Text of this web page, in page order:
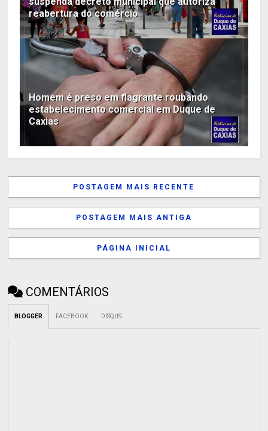
reabertura do comércio
Homem é preso em flagrante roubando
estabelecimento comercial em Duque de
Caxias
POSTAGEM MAIS RECENTE
POSTAGEM MAIS ANTIGA
PÁGINA INICIAL
COMENTÁRIOS
BLOGGER FACEBOOK DISQUS